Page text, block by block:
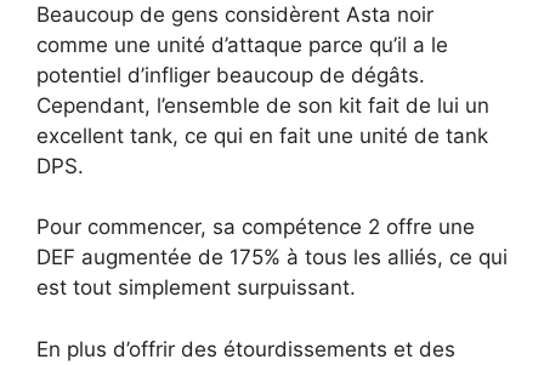
Beaucoup de gens considèrent Asta noir
comme une unité d’attaque parce qu’il a le
potentiel d’infliger beaucoup de dégâts.
Cependant, l’ensemble de son kit fait de lui un
excellent tank, ce qui en fait une unité de tank
DPS.
Pour commencer, sa compétence 2 offre une
DEF augmentée de 175% à tous les alliés, ce qui
est tout simplement surpuissant.
En plus d’offrir des étourdissements et des